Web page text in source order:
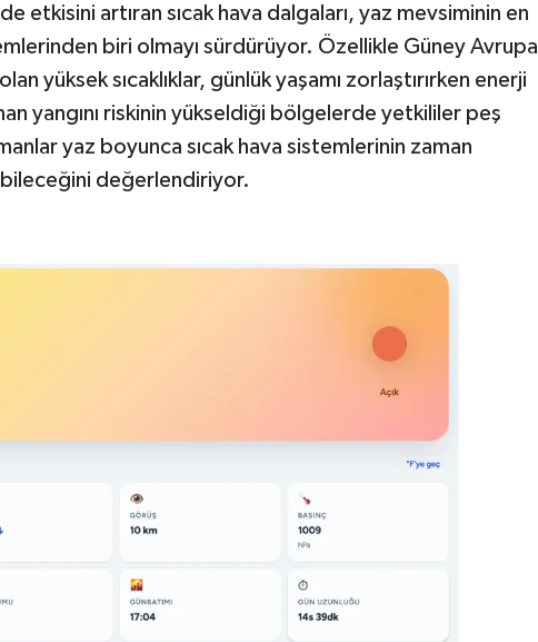
etkisini artıran sıcak hava dalgaları, yaz mevsiminin en
biri olmayı sürdürüyor. Özellikle Güney Avrupa
yüksek sıcaklıklar, günlük yaşamı zorlaştırırken enerji
yangını riskinin yükseldiği bölgelerde yetkililer peş
yaz boyunca sıcak hava sistemlerinin zaman
değerlendiriyor.